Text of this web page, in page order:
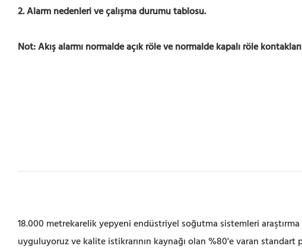
2. Alarm nedenleri ve çalışma durumu tablosu.
Not: Akış alarmı normalde açık röle ve normalde kapalı röle
18.000 metrekarelik yepyeni endüstriyel soğutma sistemleri
uyguluyoruz ve kalite istikrarının kaynağı olan %80'e varan standart